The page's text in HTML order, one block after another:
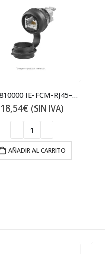
1018810000 IE-FCM-RJ45-FJ-A
18,54€ (SIN IVA)
AÑADIR AL CARRITO